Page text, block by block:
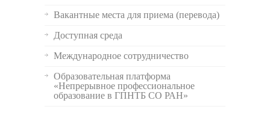
Вакантные места для приема (перевода)
Доступная среда
Международное сотрудничество
Образовательная платформа
«Непрерывное профессиональное
образование в ГПНТБ СО РАН»